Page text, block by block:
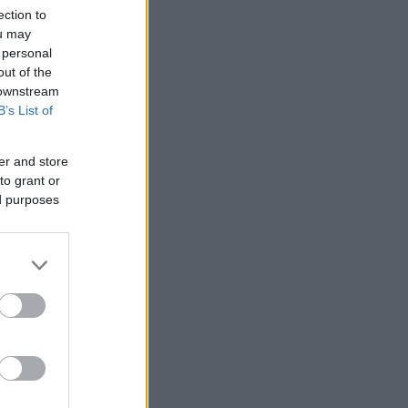
to
may
of the
List of
and store
grant or
purposes